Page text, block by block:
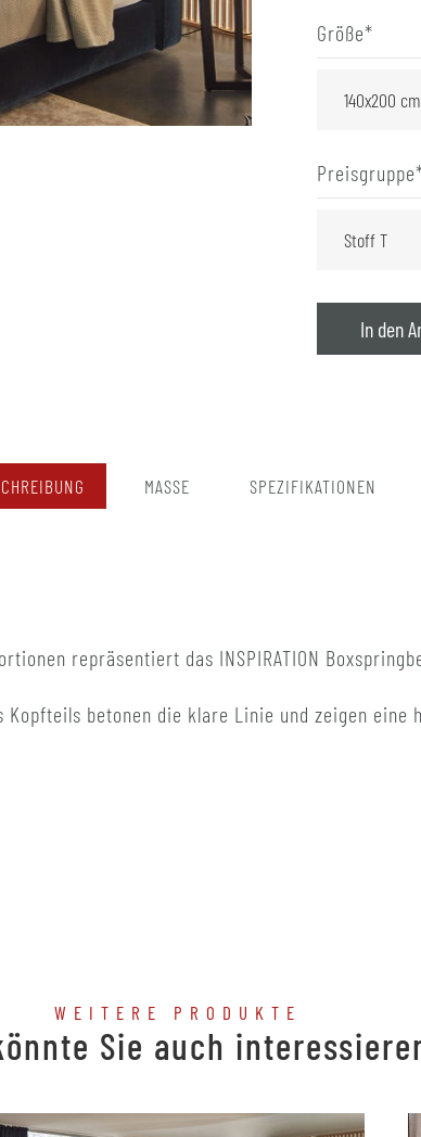
Größe*
Preisgruppe
In den
MASSE SPEZIFIKATIONEN
repräsentiert das INSPIRATION
betonen die klare Linie und zeigen
WEITERE PRODUKTE
Sie auch